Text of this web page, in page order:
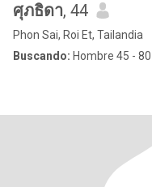
ศุภธิดา, 44
Phon Sai, Roi Et, Tailandia
Buscando: Hombre 45 - 80